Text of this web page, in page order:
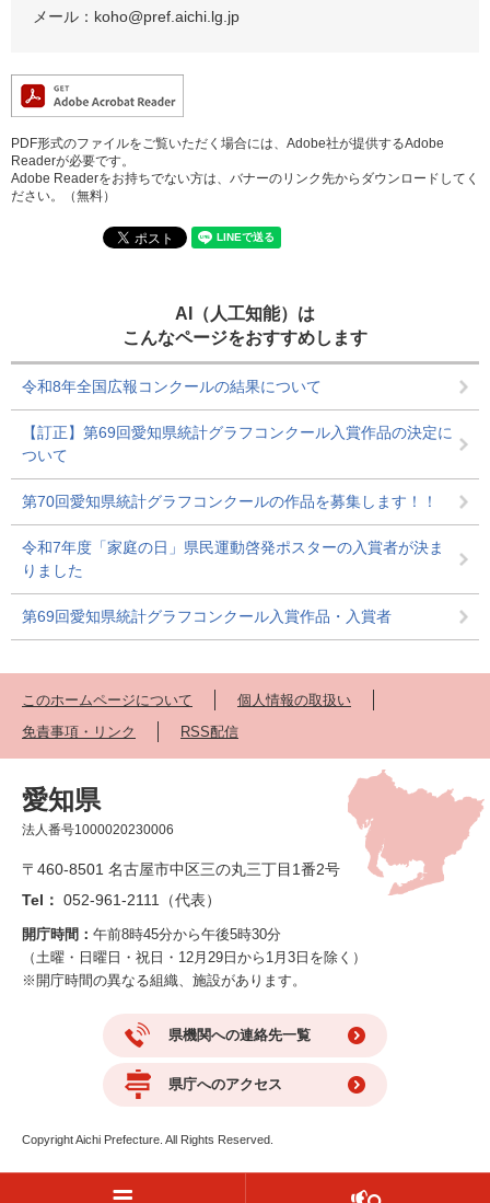
メール：koho@pref.aichi.lg.jp
PDF形式のファイルをご覧いただく場合には、Adobe社が提供するAdobe
Readerが必要です。
Adobe Readerをお持ちでない方は、バナーのリンク先からダウンロードしてく
ださい。（無料）
AI（人工知能）は
こんなページをおすすめします
令和8年全国広報コンクールの結果について
【訂正】第69回愛知県統計グラフコンクール入賞作品の決定に
ついて
第70回愛知県統計グラフコンクールの作品を募集します！！
令和7年度「家庭の日」県民運動啓発ポスターの入賞者が決ま
りました
第69回愛知県統計グラフコンクール入賞作品・入賞者
このホームページについて
個人情報の取扱い
免責事項・リンク
RSS配信
愛知県
法人番号1000020230006
〒460-8501 名古屋市中区三の丸三丁目1番2号
Tel： 052-961-2111（代表）
開庁時間： 午前8時45分から午後5時30分
（土曜・日曜日・祝日・12月29日から1月3日を除く）
※開庁時間の異なる組織、施設があります。
県機関への連絡先一覧
県庁へのアクセス
Copyright Aichi Prefecture. All Rights Reserved.